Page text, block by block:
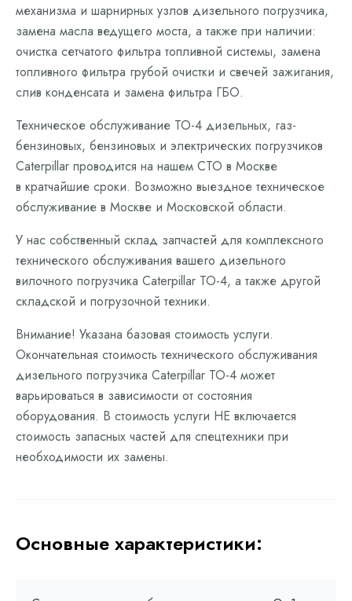
механизма и шарнирных узлов дизельного погрузчика,
замена масла ведущего моста, а также при наличии:
очистка сетчатого фильтра топливной системы, замена
топливного фильтра грубой очистки и свечей зажигания,
слив конденсата и замена фильтра ГБО.
Техническое обслуживание ТО-4 дизельных, газ-
бензиновых, бензиновых и электрических погрузчиков
Caterpillar проводится на нашем СТО в Москве
в кратчайшие сроки. Возможно выездное техническое
обслуживание в Москве и Московской области.
У нас собственный склад запчастей для комплексного
технического обслуживания вашего дизельного
вилочного погрузчика Caterpillar ТО-4, а также другой
складской и погрузочной техники.
Внимание! Указана базовая стоимость услуги.
Окончательная стоимость технического обслуживания
дизельного погрузчика Caterpillar ТО-4 может
варьироваться в зависимости от состояния
оборудования. В стоимость услуги НЕ включается
стоимость запасных частей для спецтехники при
необходимости их замены.
Основные характеристики: